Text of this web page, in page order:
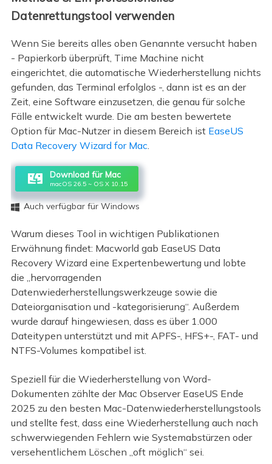
Datenrettungstool verwenden
Wenn Sie bereits alles oben Genannte versucht haben
- Papierkorb überprüft, Time Machine nicht
eingerichtet, die automatische Wiederherstellung nichts
gefunden, das Terminal erfolglos -, dann ist es an der
Zeit, eine Software einzusetzen, die genau für solche
Fälle entwickelt wurde. Die am besten bewertete
Option für Mac-Nutzer in diesem Bereich ist EaseUS
Data Recovery Wizard for Mac
Download für Mac
macOS 26.5 ~ OS X 10.15
 Auch verfügbar für Windows
Warum dieses Tool in wichtigen Publikationen
Erwähnung findet: Macworld gab EaseUS Data
Recovery Wizard eine Expertenbewertung und lobte
die „hervorragenden
Datenwiederherstellungswerkzeuge sowie die
Dateiorganisation und -kategorisierung“. Außerdem
wurde darauf hingewiesen, dass es über 1.000
Dateitypen unterstützt und mit APFS-, HFS+-, FAT- und
NTFS-Volumes kompatibel ist.
Speziell für die Wiederherstellung von Word-
Dokumenten zählte der Mac Observer EaseUS Ende
2025 zu den besten Mac-Datenwiederherstellungstools
und stellte fest, dass eine Wiederherstellung auch nach
schwerwiegenden Fehlern wie Systemabstürzen oder
versehentlichem Löschen „oft möglich“ sei.